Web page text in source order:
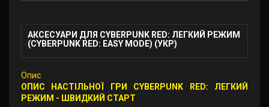
АКСЕСУАРИ ДЛЯ CYBERPUNK RED: ЛЕГКИЙ РЕЖИМ
(CYBERPUNK RED: EASY MODE) (УКР)
Опис
ОПИС НАСТІЛЬНОЇ ГРИ CYBERPUNK RED: ЛЕГКИЙ
РЕЖИМ - ШВИДКИЙ СТАРТ